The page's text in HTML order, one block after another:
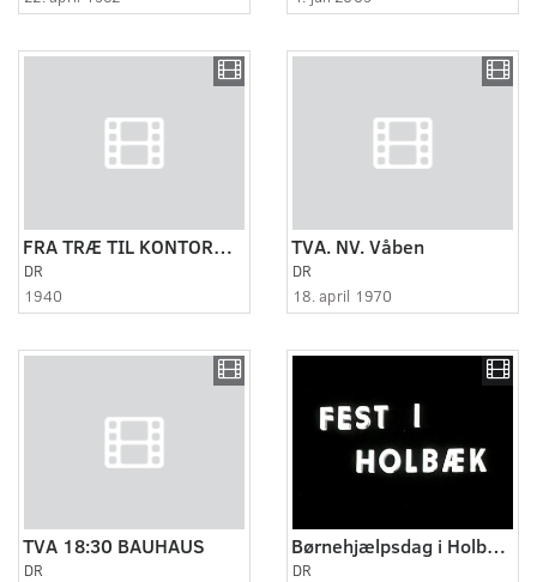
FRA TRÆ TIL KONTORMØBLER ca. 1940
DR
1940
TVA. NV. Våben
DR
18. april 1970
TVA 18:30 BAUHAUS
DR
Børnehjælpsdag i Holbæk (fest i Holbæk)
DR